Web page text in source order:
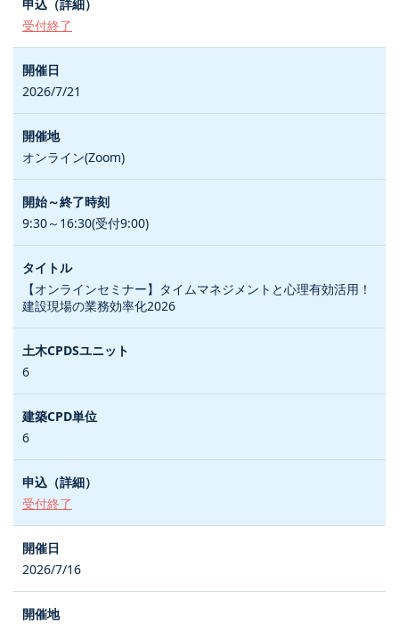
受付終了
2026/7/21
オンライン(Zoom)
9:30～16:30(受付9:00)
【オンラインセミナー】タイムマネジメントと心理有効活用！
建設現場の業務効率化2026
6
6
受付終了
2026/7/16